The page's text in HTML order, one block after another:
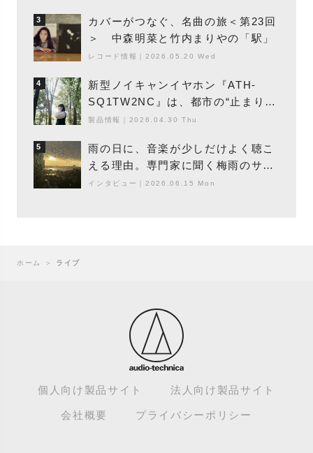
3
カバーがつなぐ、名曲の旅＜第23回
＞ 中森明菜と竹内まりやの「駅」
レコード情報 2026.05.20 Wed
4
新型ノイキャンイヤホン『ATH-
SQ1TW2NC』は、都市の“止まり
木”になり得るーシンガーソングライ
製品情報 2026.04.30 Thu
5
雨の日に、音楽が少しだけよく聴こ
える理由。専門家に聞く梅雨のサウ
ンドスケープ
インタビュー 2026.06.15 Mon
ホーム ＞ ライブ
個人向け製品サイト 法人向け製品サイト
会社概要 プライバシーポリシー